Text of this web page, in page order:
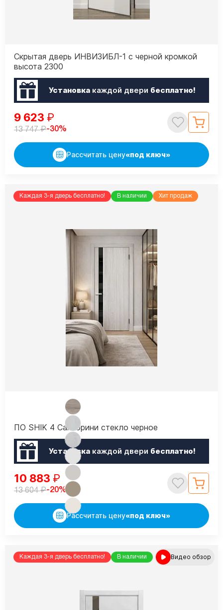
Скрытая дверь ИНВИЗИБЛ-1 с черной кромкой
высота 2300
Установкакаждой двери бесплатно!
9 623 ₽
13 747₽-30%
Рассчитать цену«под ключ»
Каждая 3-я дверь бесплатно! В наличии Хит продаж
ПО SHIK 4 Санторини стекло черное
Установкакаждой двери бесплатно!
10 883 ₽
13 604₽-20%
Рассчитать цену«под ключ»
Каждая 3-я дверь бесплатно! В наличии Видео обзор